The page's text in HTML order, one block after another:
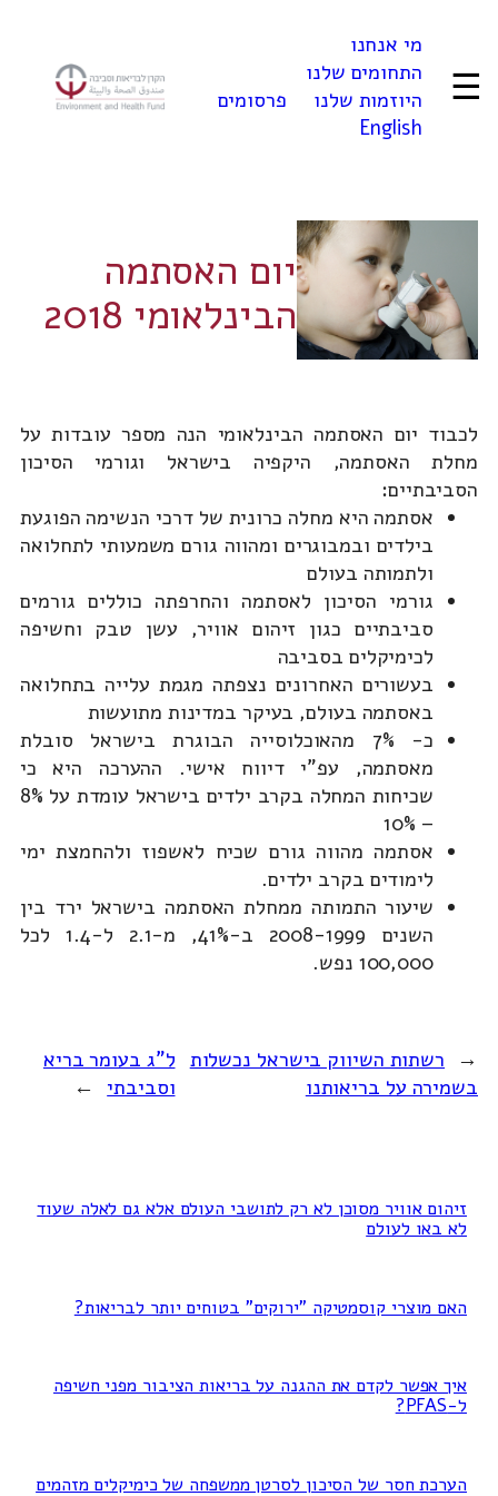
☰
מי אנחנו
התחומים שלנו
היוזמות שלנו
פרסומים
English
יום האסתמה
הבינלאומי 2018
לכבוד יום האסתמה הבינלאומי הנה מספר עובדות על
מחלת האסתמה, היקפיה בישראל וגורמי הסיכון
הסביבתיים:
אסתמה היא מחלה כרונית של דרכי הנשימה הפוגעת
בילדים ובמבוגרים ומהווה גורם משמעותי לתחלואה
ולתמותה בעולם
גורמי הסיכון לאסתמה והחרפתה כוללים גורמים
סביבתיים כגון זיהום אוויר, עשן טבק וחשיפה
לכימיקלים בסביבה
בעשורים האחרונים נצפתה מגמת עלייה בתחלואה
באסתמה בעולם, בעיקר במדינות מתועשות
כ- 7% מהאוכלוסייה הבוגרת בישראל סובלת
מאסתמה, עפ"י דיווח אישי. ההערכה היא כי
שכיחות המחלה בקרב ילדים בישראל עומדת על 8%
– 10%
אסתמה מהווה גורם שכיח לאשפוז ולהחמצת ימי
לימודים בקרב ילדים.
שיעור התמותה ממחלת האסתמה בישראל ירד בין
השנים 2008-1999 ב-41%, מ-2.1 ל-1.4 לכל
100,000 נפש.
← רשתות השיווק בישראל נכשלות
בשמירה על בריאותנו
ל"ג בעומר בריא
וסביבתי →
זיהום אוויר מסוכן לא רק לתושבי העולם אלא גם לאלה שעוד
לא באו לעולם
האם מוצרי קוסמטיקה "ירוקים" בטוחים יותר לבריאות?
איך אפשר לקדם את ההגנה על בריאות הציבור מפני חשיפה
ל-PFAS?
הערכת חסר של הסיכון לסרטן ממשפחה של כימיקלים מזהמים